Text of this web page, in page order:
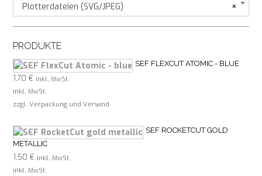
×
Plotterdateien (SVG/JPEG)
PRODUKTE
SEF FLEXCUT ATOMIC - BLUE
1,70 € inkl. MwSt.
inkl. MwSt.
zzgl. Verpackung und Versand
SEF ROCKETCUT GOLD
METALLIC
1,50 € inkl. MwSt.
inkl. MwSt.